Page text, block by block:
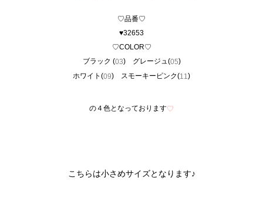
♡品番♡
♥32653
♡COLOR♡
ブラック (03) グレージュ(05)
ホワイト(09) スモーキーピンク(11 )
の４色となっております♡
こちらは小さめサイズとなります♪